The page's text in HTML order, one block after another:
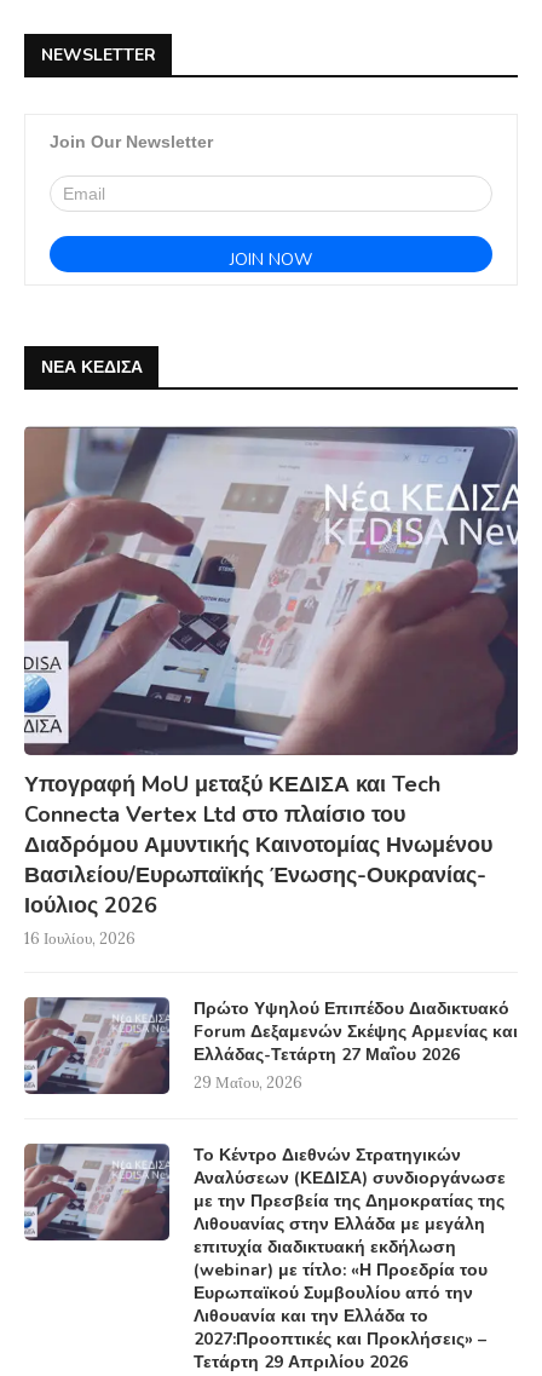
NEWSLETTER
Join Our Newsletter
ΝΕΑ ΚΕΔΙΣΑ
Υπογραφή MoU μεταξύ ΚΕΔΙΣΑ και Tech
Connecta Vertex Ltd στο πλαίσιο του
Διαδρόμου Αμυντικής Καινοτομίας Ηνωμένου
Βασιλείου/Ευρωπαϊκής Ένωσης-Ουκρανίας-
Ιούλιος 2026
16 Ιουλίου, 2026
Πρώτο Υψηλού Επιπέδου Διαδικτυακό
Forum Δεξαμενών Σκέψης Αρμενίας και
Ελλάδας-Τετάρτη 27 Μαΐου 2026
29 Μαΐου, 2026
Το Κέντρο Διεθνών Στρατηγικών
Αναλύσεων (ΚΕΔΙΣΑ) συνδιοργάνωσε
με την Πρεσβεία της Δημοκρατίας της
Λιθουανίας στην Ελλάδα με μεγάλη
επιτυχία διαδικτυακή εκδήλωση
(webinar) με τίτλο: «Η Προεδρία του
Ευρωπαϊκού Συμβουλίου από την
Λιθουανία και την Ελλάδα το
2027:Προοπτικές και Προκλήσεις» –
Τετάρτη 29 Απριλίου 2026